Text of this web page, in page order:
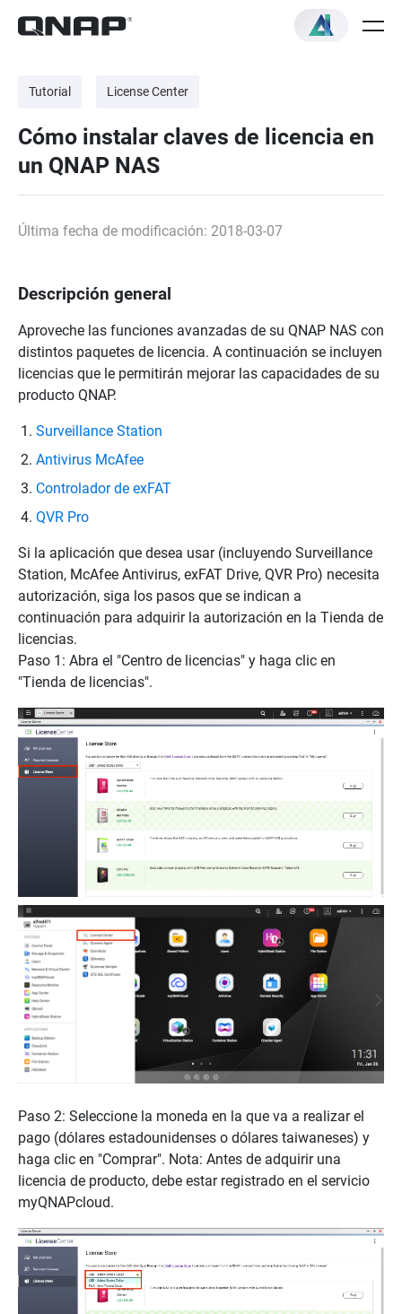
Tutorial License Center
Cómo instalar claves de licencia en
un QNAP NAS
Última fecha de modificación: 2018-03-07
Descripción general
Aproveche las funciones avanzadas de su QNAP NAS con
distintos paquetes de licencia. A continuación se incluyen
licencias que le permitirán mejorar las capacidades de su
producto QNAP.
Surveillance Station
Antivirus McAfee
Controlador de exFAT
QVR Pro
Si la aplicación que desea usar (incluyendo Surveillance
Station, McAfee Antivirus, exFAT Drive, QVR Pro) necesita
autorización, siga los pasos que se indican a
continuación para adquirir la autorización en la Tienda de
licencias.
Paso 1: Abra el "Centro de licencias" y haga clic en
"Tienda de licencias".
Paso 2: Seleccione la moneda en la que va a realizar el
pago (dólares estadounidenses o dólares taiwaneses) y
haga clic en "Comprar". Nota: Antes de adquirir una
licencia de producto, debe estar registrado en el servicio
myQNAPcloud.